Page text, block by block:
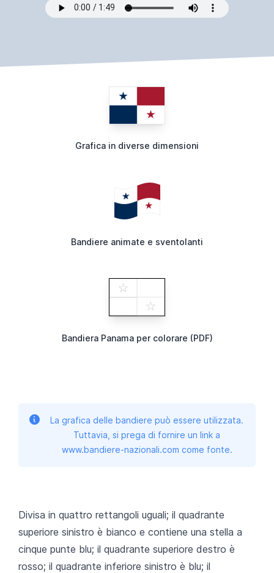
Grafica in diverse dimensioni
Bandiere animate e sventolanti
Bandiera Panama per colorare (PDF)
La grafica delle bandiere può essere utilizzata.
Tuttavia, si prega di fornire un link a
www.bandiere-nazionali.com come fonte.
Divisa in quattro rettangoli uguali; il quadrante
superiore sinistro è bianco e contiene una stella a
cinque punte blu; il quadrante superiore destro è
rosso; il quadrante inferiore sinistro è blu; il